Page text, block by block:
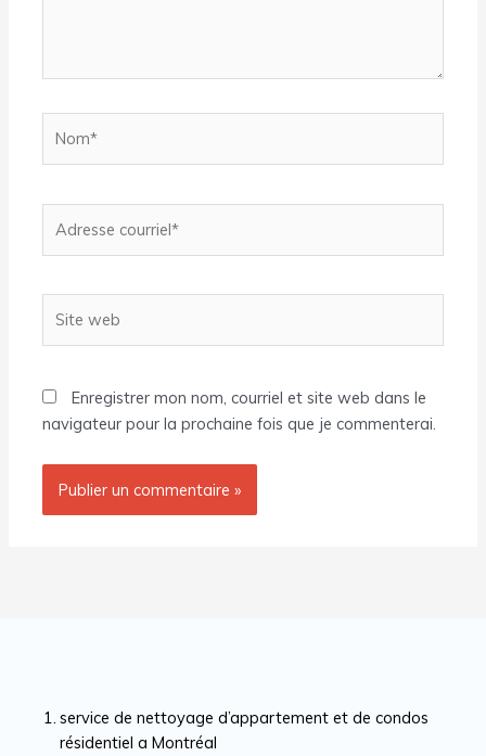
courriel*
web
Enregistrer mon nom, courriel et site web dans le
navigateur pour la prochaine fois que je commenterai.
service de nettoyage d’appartement et de condos
résidentiel a Montréal